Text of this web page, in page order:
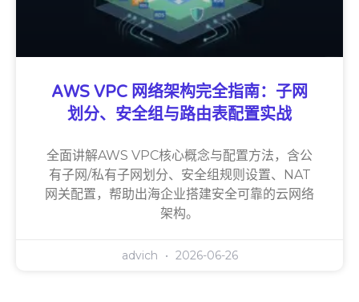
AWS VPC 网络架构完全指南：子网
划分、安全组与路由表配置实战
全面讲解AWS VPC核心概念与配置方法，含公
有子网/私有子网划分、安全组规则设置、NAT
网关配置，帮助出海企业搭建安全可靠的云网络
架构。
advich 2026-06-26